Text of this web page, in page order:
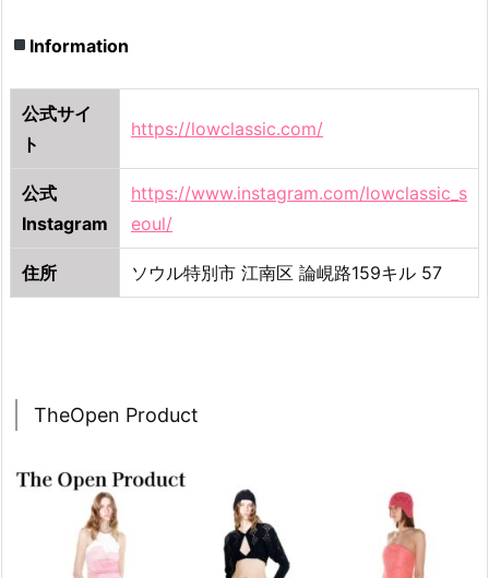
Information
公式サイ
ト
https://lowclassic.com/
公式
Instagram
https://www.instagram.com/lowclassic_s
eoul/
住所 ソウル特別市 江南区 論峴路159キル 57
TheOpen Product